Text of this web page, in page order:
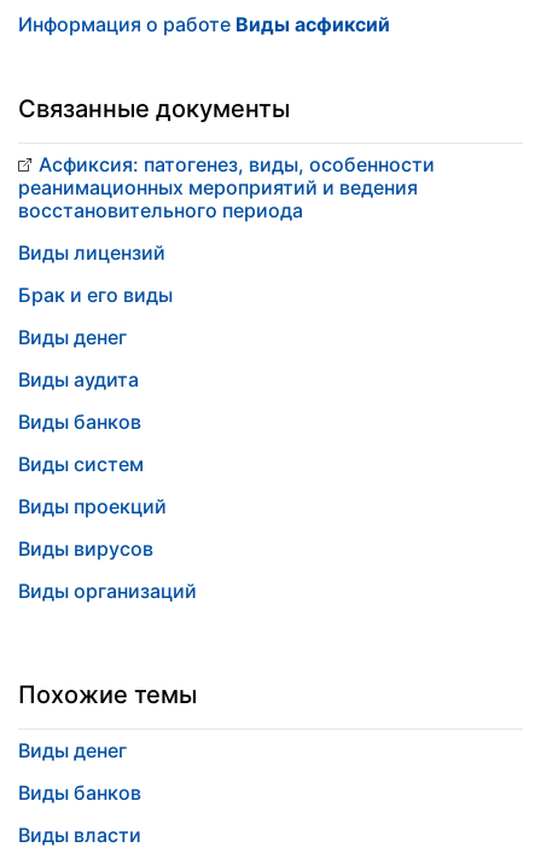
Информация о работе Виды асфиксий
Связанные документы
Асфиксия: патогенез, виды, особенности
реанимационных мероприятий и ведения
восстановительного периода
Виды лицензий
Брак и его виды
Виды денег
Виды аудита
Виды банков
Виды систем
Виды проекций
Виды вирусов
Виды организаций
Похожие темы
Виды денег
Виды банков
Виды власти